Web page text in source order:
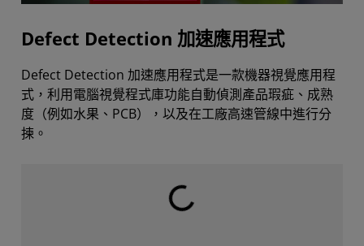
Defect Detection 加速應用程式
Defect Detection 加速應用程式是一款機器視覺應用程
式，利用電腦視覺程式庫功能自動偵測產品瑕疵、成熟
度（例如水果、PCB），以及在工廠高速管線中進行分
揀。
載入中...